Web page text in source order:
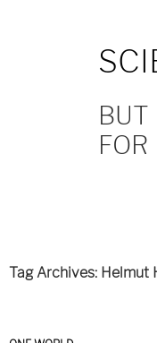
FOR
Tag Archives: Helmut